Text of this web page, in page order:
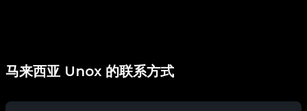
马来西亚 Unox 的联系方式